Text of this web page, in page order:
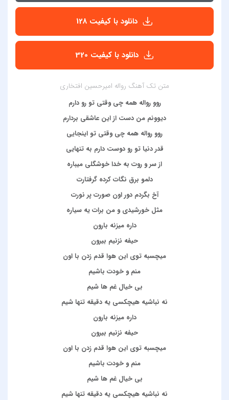
دانلود با کیفیت 128
دانلود با کیفیت 320
متن تک آهنگ رواله امیرحسین افتخاری
روو رواله همه چی وقتی تو رو دارم
دیوونم من دست از این عاشقی بردارم
روو رواله همه چی وقتی تو اینجایی
قدر دنیا تو رو دوست دارم به تنهایی
از سر و روت به خدا خوشگلی میباره
دلمو برق نگات کرده گرفتارت
آخ بگردم دور اون صورت پر نورت
مثل خورشیدی و من برات یه سیاره
داره میزنه بارون
حیفه نزنیم بیرون
میچسبه توی این هوا قدم زدن با اون
منم و خودت باشیم
بی خیال غم ها شیم
نه نباشیه هیچکسی یه دقیقه تنها شیم
داره میزنه بارون
حیفه نزنیم بیرون
میچسبه توی این هوا قدم زدن با اون
منم و خودت باشیم
بی خیال غم ها شیم
نه نباشیه هیچکسی یه دقیقه تنها شیم